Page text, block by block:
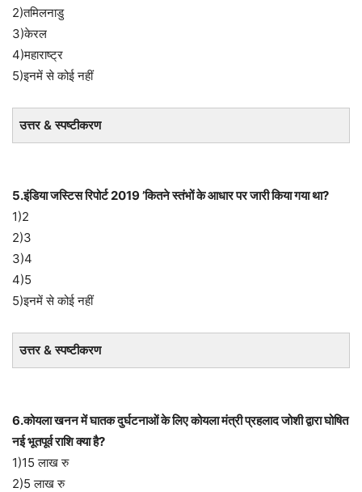
2)तमिलनाडु
3)केरल
4)महाराष्ट्र
5)इनमें से कोई नहीं
उत्तर & स्पष्टीकरण
5.इंडिया जस्टिस रिपोर्ट 2019 ’कितने स्तंभों के आधार पर जारी किया गया था?
1)2
2)3
3)4
4)5
5)इनमें से कोई नहीं
उत्तर & स्पष्टीकरण
6.कोयला खनन में घातक दुर्घटनाओं के लिए कोयला मंत्री प्रहलाद जोशी द्वारा घोषित
नई भूतपूर्व राशि क्या है?
1)15 लाख रु
2)5 लाख रु